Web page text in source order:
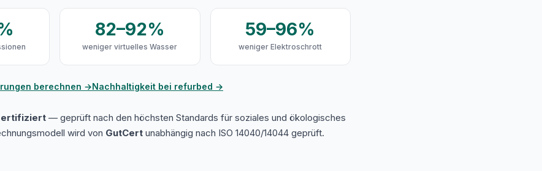
82–92%
weniger virtuelles Wasser
59–96%
weniger Elektroschrott
berechnen →Nachhaltigkeit bei refurbed →
— geprüft nach den höchsten Standards für soziales und ökologisches
wird von GutCert unabhängig nach ISO 14040/14044 geprüft.